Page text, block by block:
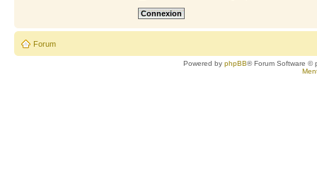
Forum
Powered byphpBB® Forum Software ©